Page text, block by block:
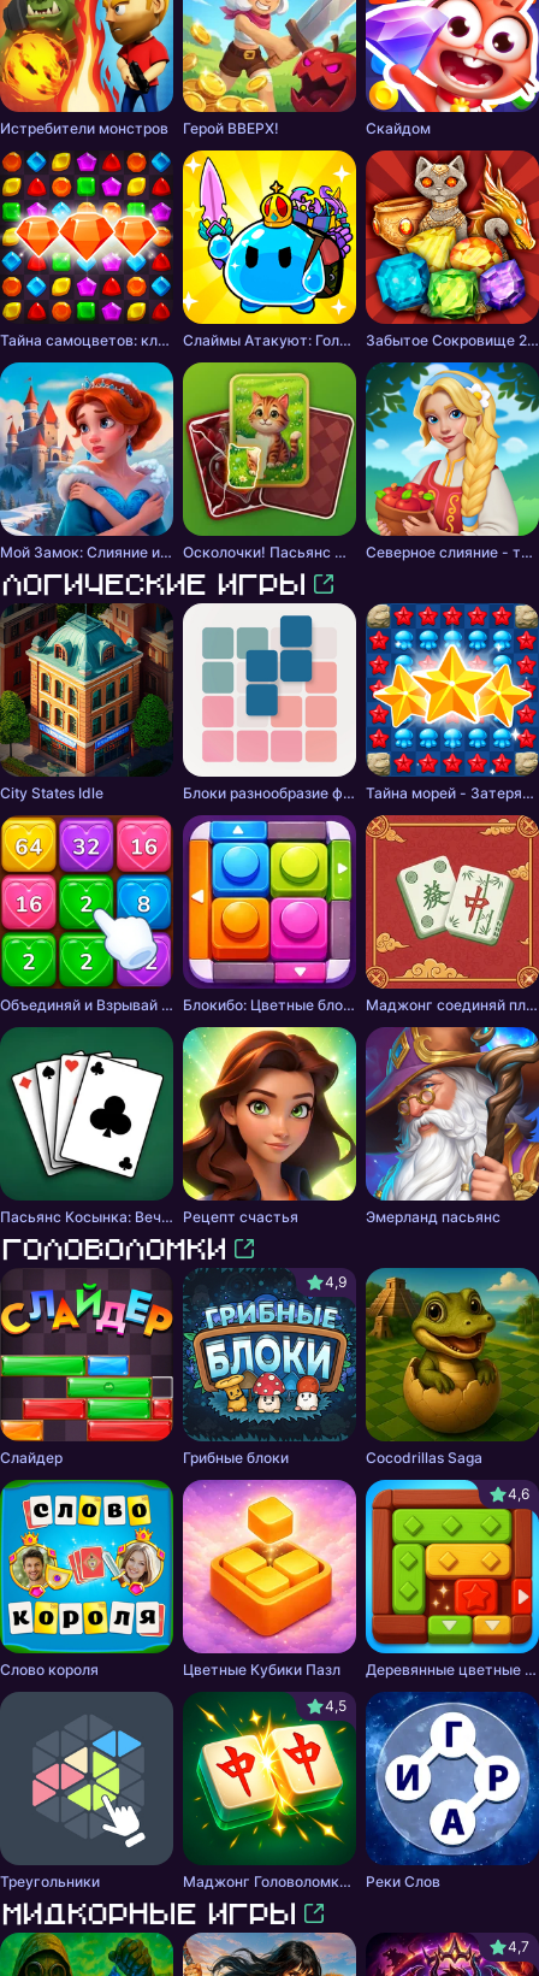
Истребители монстров Герой ВВЕРХ! Скайдом
Тайна самоцветов: ключ сокровищ - три в ряд Слаймы Атакуют: Головоломка! Забытое Сокровище 2 - три в ряд
Мой Замок: Слияние и История Осколочки! Пасьянс Собери картинки Северное слияние - тайна леса
Логические игры
City States Idle Блоки разнообразие фигурок Тайна морей - Затерянные сокровища: Три в ряд
Объединяй и Взрывай + 2048 Блокибо: Цветные блоки Маджонг соединяй плитки
Пасьянс Косынка: Вечная русская классика Рецепт счастья Эмерланд пасьянс
Головоломки
Слайдер
4,9
Грибные блоки Cocodrillas Saga
Слово короля Цветные Кубики Пазл
4,6
Деревянные цветные блоки
Треугольники
4,5
Маджонг Головоломка: Совпадение Плиток Реки Слов
Мидкорные игры
4,7